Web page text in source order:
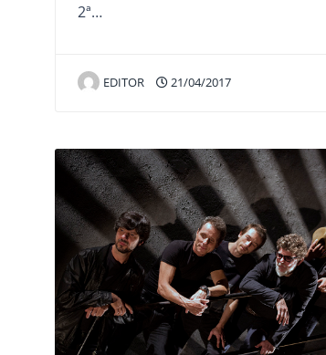
2ª…
EDITOR 21/04/2017